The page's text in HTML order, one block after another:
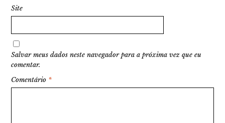
Site
Salvar meus dados neste navegador para a próxima vez que eu
comentar.
Comentário *